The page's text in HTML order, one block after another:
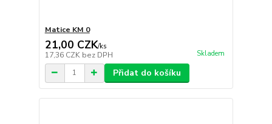
Matice KM 0
21,00 CZK/ks
17,36 CZK bez DPH Skladem
Přidat do košíku